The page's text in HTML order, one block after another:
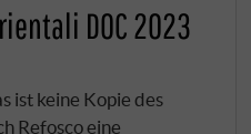
DOC 2023
ist keine Kopie des
Refosco eine